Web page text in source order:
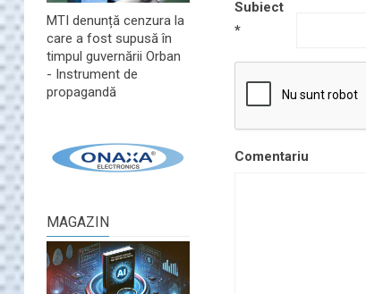
MTI denunță cenzura la
care a fost supusă în
timpul guvernării Orban
- Instrument de
propagandă
MAGAZIN
Subiect
*
Comentariu